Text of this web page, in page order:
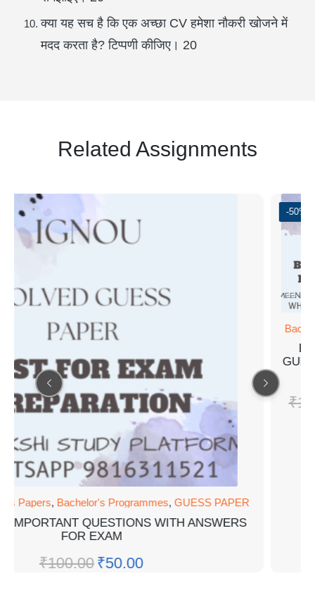
क्या यह सच है कि एक अच्छा CV हमेशा नौकरी खोजने में
मदद करता है? टिप्पणी कीजिए। 20
Related Assignments
Papers, Bachelor's Programmes, GUESS PAPER
IMPORTANT QUESTIONS WITH ANSWERS
FOR EXAM
₹100.00₹50.00
-50%
₹